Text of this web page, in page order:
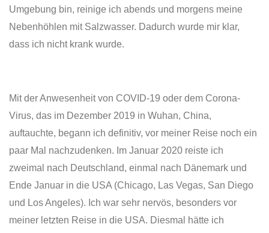
Umgebung bin, reinige ich abends und morgens meine
Nebenhöhlen mit Salzwasser. Dadurch wurde mir klar,
dass ich nicht krank wurde.
Mit der Anwesenheit von COVID-19 oder dem Corona-
Virus, das im Dezember 2019 in Wuhan, China,
auftauchte, begann ich definitiv, vor meiner Reise noch ein
paar Mal nachzudenken. Im Januar 2020 reiste ich
zweimal nach Deutschland, einmal nach Dänemark und
Ende Januar in die USA (Chicago, Las Vegas, San Diego
und Los Angeles). Ich war sehr nervös, besonders vor
meiner letzten Reise in die USA. Diesmal hätte ich